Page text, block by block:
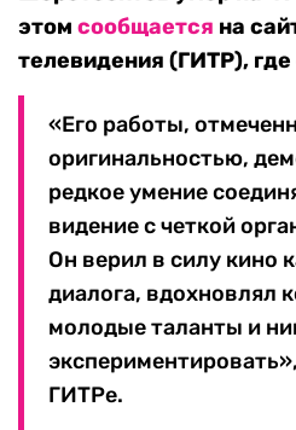
этом сообщается на
телевидения (ГИТР),
«Его работы,
оригинальностью,
редкое умение
видение с четкой
Он верил в силу кино
диалога, вдохновлял
молодые таланты и
ГИТРе.